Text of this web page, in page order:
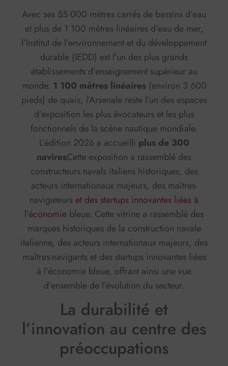
Avec ses 55 000 mètres carrés de bassins d’eau
et plus de 1 100 mètres linéaires d’eau de mer,
l’Institut de l’environnement et du développement
durable (IEDD) est l’un des plus grands
établissements d’enseignement supérieur au
monde. 1 100 mètres linéaires(environ 3 600
pieds) de quais, l’Arsenale reste l’un des espaces
d’exposition les plus évocateurs et les plus
fonctionnels de la scène nautique mondiale.
L’édition 2026 a accueilli plus de 300
naviresCette exposition a rassemblé des
constructeurs navals italiens historiques, des
acteurs internationaux majeurs, des maîtres-
navigateurs et des startups innovantes liées à
l’économie bleue. Cette vitrine a rassemblé des
marques historiques de la construction navale
italienne, des acteurs internationaux majeurs, des
maîtres-navigants et des startups innovantes liées
à l’économie bleue, offrant ainsi une vue
d’ensemble de l’évolution du secteur.
La durabilité et
l’innovation au centre des
préoccupations